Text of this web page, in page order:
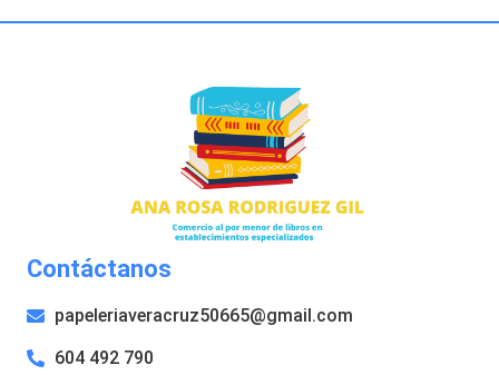
Contáctanos
papeleriaveracruz50665@gmail.com
604 492 790